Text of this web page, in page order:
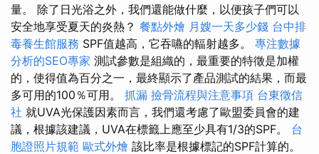
量。 除了日光浴之外，我們還能做什麼，以便孩子們可以
安全地享受夏天的炎熱？ 餐點外燴 月嫂一天多少錢 台中排
毒養生館服務 SPF值越高，它吞嚥的輻射越多。 專注數據
分析的SEO專家 測試參數是組織的，最重要的特徵是加權
的，使得值為百分之一，最終顯示了產品測試的結果，而最
多可用的100％可用。 抓漏 撿骨流程與注意事項 台東徵信
社 就UVA光保護因素而言，我們還考慮了歐盟委員會的建
議，根據該建議，UVA在標籤上應至少具有1/3的SPF。 台
胞證照片規範 歐式外燴 該比率是根據標記的SPF計算的。